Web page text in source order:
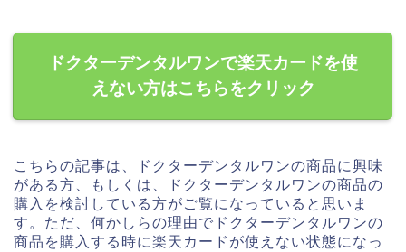
ドクターデンタルワンで楽天カードを使
えない方はこちらをクリック
こちらの記事は、ドクターデンタルワンの商品に興味
がある方、もしくは、ドクターデンタルワンの商品の
購入を検討している方がご覧になっていると思いま
す。ただ、何かしらの理由でドクターデンタルワンの
商品を購入する時に楽天カードが使えない状態になっ